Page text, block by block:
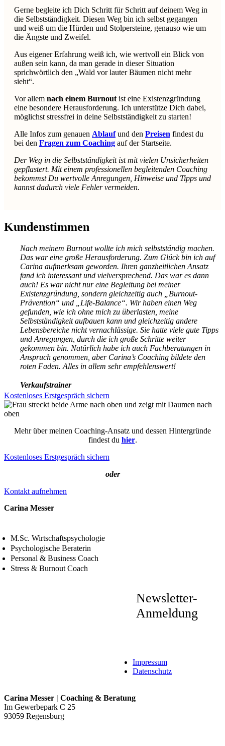
Gerne begleite ich Dich Schritt für Schritt auf deinem Weg in
die Selbstständigkeit. Diesen Weg bin ich selbst gegangen
und weiß um die Hürden und Stolpersteine, genauso wie um
die Ängste und Zweifel.
Aus eigener Erfahrung weiß ich, wie wertvoll ein Blick von
außen sein kann, da man gerade in dieser Situation
sprichwörtlich den „Wald vor lauter Bäumen nicht mehr
sieht“.
Vor allem nach einem Burnout ist eine Existenzgründung
eine besondere Herausforderung. Ich unterstütze Dich dabei,
möglichst stressfrei in deine Selbstständigkeit zu starten!
Alle Infos zum genauen Ablaufund den Preisen findest du
bei den Fragen zum Coaching auf der Startseite.
Der Weg in die Selbstständigkeit ist mit vielen Unsicherheiten
gepflastert. Mit einem professionellen begleitenden Coaching
bekommst Du wertvolle Anregungen, Hinweise und Tipps und
kannst dadurch viele Fehler vermeiden.
Kundenstimmen
Nach meinem Burnout wollte ich mich selbstständig machen.
Das war eine große Herausforderung. Zum Glück bin ich auf
Carina aufmerksam geworden. Ihren ganzheitlichen Ansatz
fand ich interessant und vielversprechend. Das war es dann
auch! Es war nicht nur eine Begleitung bei meiner
Existenzgründung, sondern gleichzeitig auch „Burnout-
Prävention“ und „Life-Balance“. Wir haben einen Weg
gefunden, wie ich ohne mich zu überlasten, meine
Selbstständigkeit aufbauen kann und gleichzeitig andere
Lebensbereiche nicht vernachlässige. Sie hatte viele gute Tipps
und Anregungen, durch die ich große Schritte weiter
gekommen bin. Natürlich habe ich auch Fachberatungen in
Anspruch genommen, aber Carina’s Coaching bildete den
roten Faden. Alles in allem sehr empfehlenswert!
Verkaufstrainer
Kostenloses Erstgespräch sichern
Mehr über meinen Coaching-Ansatz und dessen Hintergründe
findest du hier.
Kostenloses Erstgespräch sichern
oder
Kontakt aufnehmen
Carina Messer
M.Sc. Wirtschaftspsychologie
Psychologische Beraterin
Personal & Business Coach
Stress & Burnout Coach
Newsletter-
Anmeldung
Impressum
Datenschutz
Carina Messer | Coaching & Beratung
Im Gewerbepark C 25
93059 Regensburg